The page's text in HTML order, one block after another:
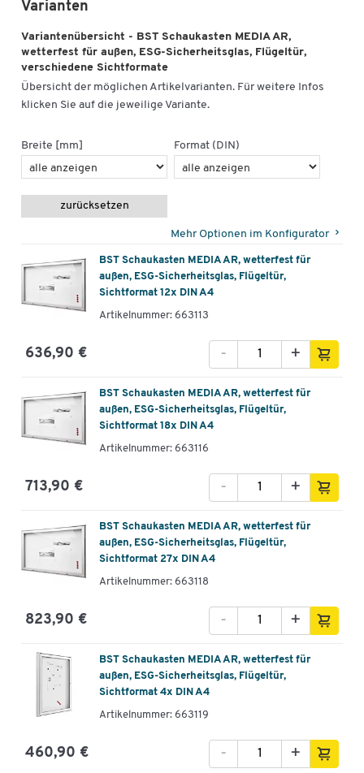
Varianten
Variantenübersicht - BST Schaukasten MEDIA AR,
wetterfest für außen, ESG-Sicherheitsglas, Flügeltür,
verschiedene Sichtformate
Übersicht der möglichen Artikelvarianten. Für weitere Infos
klicken Sie auf die jeweilige Variante.
Breite [mm] Format (DIN)
zurücksetzen
Mehr Optionen im Konfigurator
BST Schaukasten MEDIA AR, wetterfest für
außen, ESG-Sicherheitsglas, Flügeltür,
Sichtformat 12x DIN A4
Artikelnummer: 663113
636,90 € +
-
BST Schaukasten MEDIA AR, wetterfest für
außen, ESG-Sicherheitsglas, Flügeltür,
Sichtformat 18x DIN A4
Artikelnummer: 663116
713,90 € +
-
BST Schaukasten MEDIA AR, wetterfest für
außen, ESG-Sicherheitsglas, Flügeltür,
Sichtformat 27x DIN A4
Artikelnummer: 663118
823,90 € +
-
BST Schaukasten MEDIA AR, wetterfest für
außen, ESG-Sicherheitsglas, Flügeltür,
Sichtformat 4x DIN A4
Artikelnummer: 663119
460,90 € +
-